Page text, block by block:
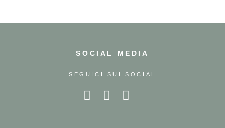
SOCIAL MEDIA
SEGUICI SUI SOCIAL